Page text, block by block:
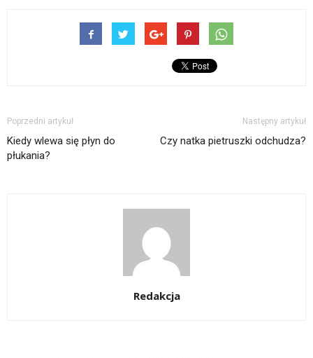
Poprzedni artykuł
Kiedy wlewa się płyn do
płukania?
Następny artykuł
Czy natka pietruszki odchudza?
Redakcja